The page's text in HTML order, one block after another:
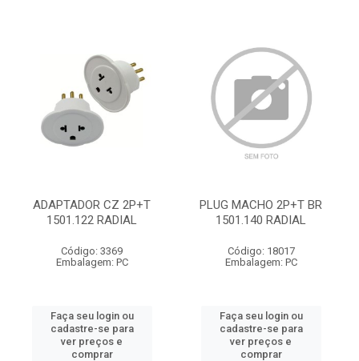
ADAPTADOR CZ 2P+T
1501.122 RADIAL
Código: 3369
Embalagem: PC
Faça seu login ou
cadastre-se para
ver preços e
comprar
PLUG MACHO 2P+T BR
1501.140 RADIAL
Código: 18017
Embalagem: PC
Faça seu login ou
cadastre-se para
ver preços e
comprar